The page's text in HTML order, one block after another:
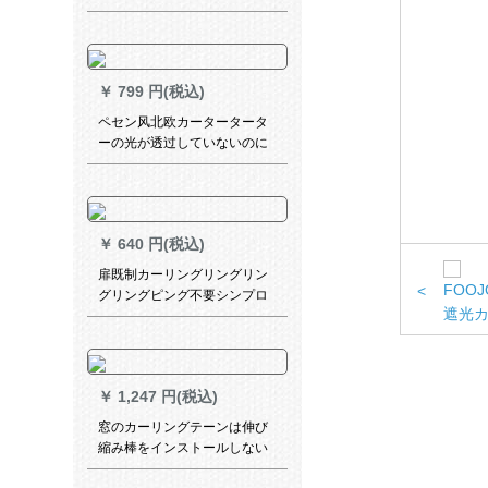
マーポラジット28*22 mm洋風
￥ 799 円(税込)
ペセン风北欧カータータータ
ーの光が透过していないのに
人间の白纱ベルンカシリーの
￥ 640 円(税込)
扉既制カーリングリングリン
グリングピング不要シンプロ
モ厚くて手オーダカーターテ
ベルダー短カータテテン半カ
ーン遮光カーン花瓶青イ3メト
ル幅*高さ2.3パンチ1枚
￥ 1,247 円(税込)
窓のカーリングテーンは伸び
縮み棒をインストールしない
で窓から出て寝室の半遮光の
<